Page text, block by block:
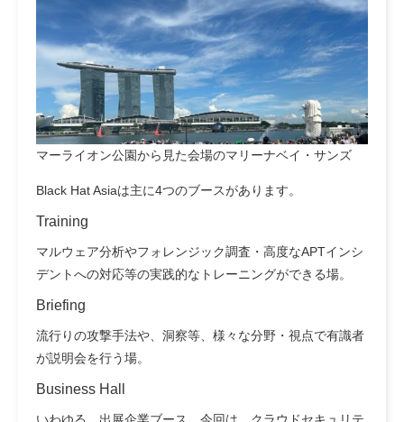
マーライオン公園から見た会場のマリーナベイ・サンズ
Black Hat Asiaは主に4つのブースがあります。
Training
マルウェア分析やフォレンジック調査・高度なAPTインシ
デントへの対応等の実践的なトレーニングができる場。
Briefing
流行りの攻撃手法や、洞察等、様々な分野・視点で有識者
が説明会を行う場。
Business Hall
いわゆる、出展企業ブース。今回は、クラウドセキュリテ